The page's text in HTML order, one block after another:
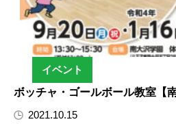
イベント
ボッチャ・ゴールボール教室【南
2021.10.15